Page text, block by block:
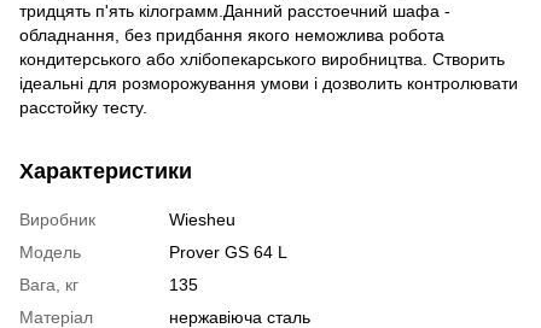
тридцять п'ять кілограмм.Данний расстоечний шафа -
обладнання, без придбання якого неможлива робота
кондитерського або хлібопекарського виробництва. Створить
ідеальні для розморожування умови і дозволить контролювати
расстойку тесту.
Характеристики
Виробник
Wiesheu
Модель
Prover GS 64 L
Вага, кг
135
Матеріал
нержавіюча сталь